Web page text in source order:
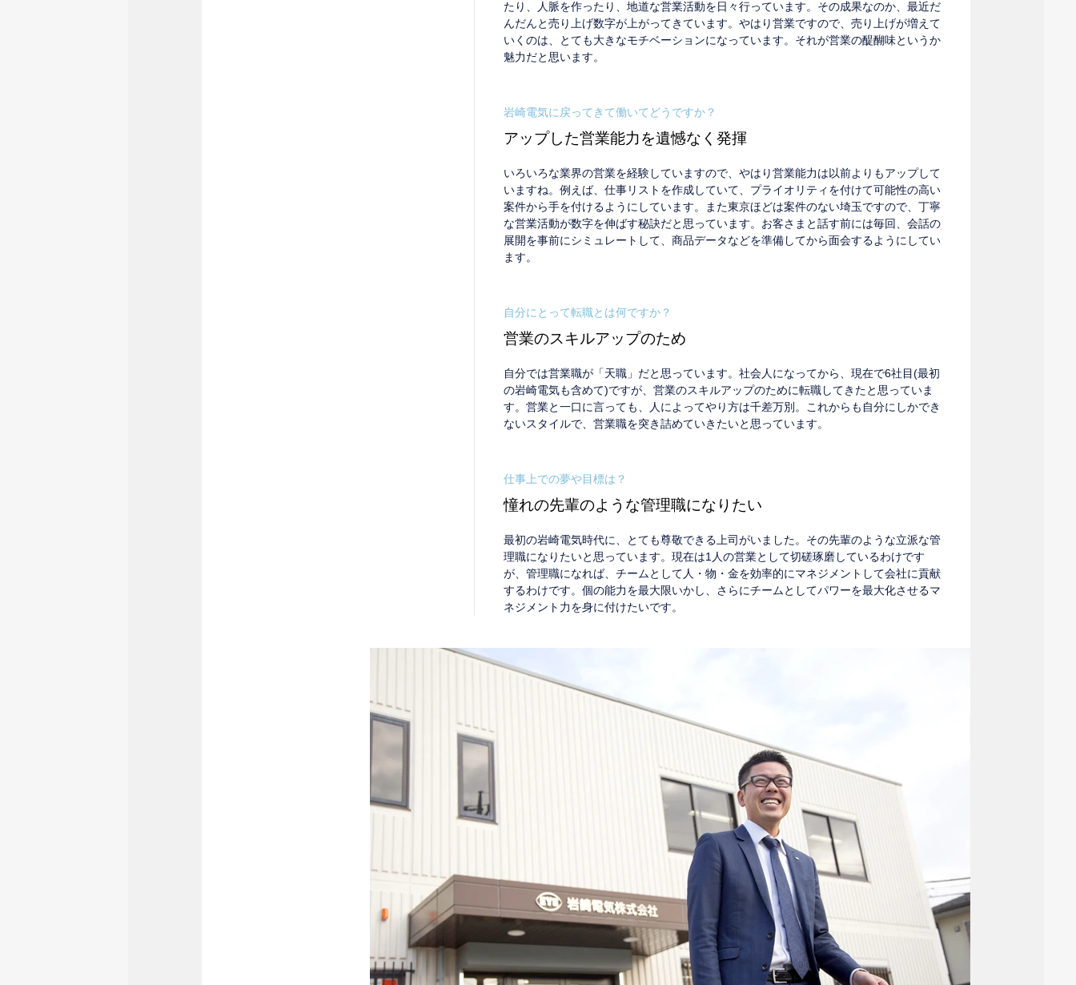
たり、人脈を作ったり、地道な営業活動を日々行っています。その成果なのか、最近だ
んだんと売り上げ数字が上がってきています。やはり営業ですので、売り上げが増えて
いくのは、とても大きなモチベーションになっています。それが営業の醍醐味というか
魅力だと思います。
岩崎電気に戻ってきて働いてどうですか？
アップした営業能力を遺憾なく発揮
いろいろな業界の営業を経験していますので、やはり営業能力は以前よりもアップして
いますね。例えば、仕事リストを作成していて、プライオリティを付けて可能性の高い
案件から手を付けるようにしています。また東京ほどは案件のない埼玉ですので、丁寧
な営業活動が数字を伸ばす秘訣だと思っています。お客さまと話す前には毎回、会話の
展開を事前にシミュレートして、商品データなどを準備してから面会するようにしてい
ます。
自分にとって転職とは何ですか？
営業のスキルアップのため
自分では営業職が「天職」だと思っています。社会人になってから、現在で6社目(最初
の岩崎電気も含めて)ですが、営業のスキルアップのために転職してきたと思っていま
す。営業と一口に言っても、人によってやり方は千差万別。これからも自分にしかでき
ないスタイルで、営業職を突き詰めていきたいと思っています。
仕事上での夢や目標は？
憧れの先輩のような管理職になりたい
最初の岩崎電気時代に、とても尊敬できる上司がいました。その先輩のような立派な管
理職になりたいと思っています。現在は1人の営業として切磋琢磨しているわけです
が、管理職になれば、チームとして人・物・金を効率的にマネジメントして会社に貢献
するわけです。個の能力を最大限いかし、さらにチームとしてパワーを最大化させるマ
ネジメント力を身に付けたいです。